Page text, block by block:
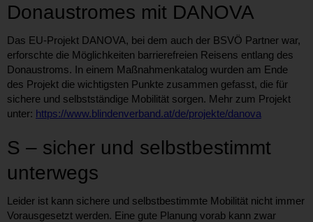
Donaustromes mit DANOVA
Das EU-Projekt DANOVA, bei dem auch der BSVÖ Partner war,
erforschte die Möglichkeiten barrierefreien Reisens entlang des
Donaustroms. In einem Maßnahmenkatalog wurden am Ende
des Projekt die wichtigsten Punkte zusammen gefasst, die für
sichere und selbstständige Mobilität sorgen. Mehr zum Projekt
unter: https://www.blindenverband.at/de/projekte/danova
S – sicher und selbstbestimmt
unterwegs
Leider ist kann sichere und selbstbestimmte Mobilität nicht immer
Vorausgesetzt werden. Eine gute Planung vorab kann zwar